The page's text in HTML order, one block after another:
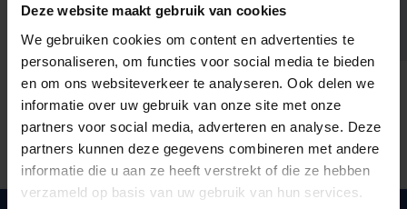
Deze website maakt gebruik van cookies
We gebruiken cookies om content en advertenties te
personaliseren, om functies voor social media te bieden
en om ons websiteverkeer te analyseren. Ook delen we
informatie over uw gebruik van onze site met onze
partners voor social media, adverteren en analyse. Deze
partners kunnen deze gegevens combineren met andere
informatie die u aan ze heeft verstrekt of die ze hebben
verzameld op basis van uw gebruik van hun services.